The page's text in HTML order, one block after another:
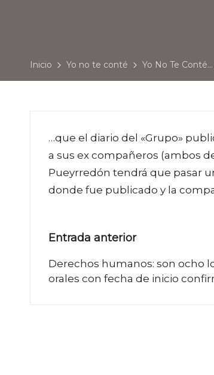
Inicio Yo no te conté Yo No Te Conté…
…que el diario del «Grupo»
a sus ex compañeros (ambos
Pueyrredón tendrá que pasar
donde fue publicado y la
Navegación
de
Entrada anterior
Derechos humanos: son ocho
orales con fecha de inicio